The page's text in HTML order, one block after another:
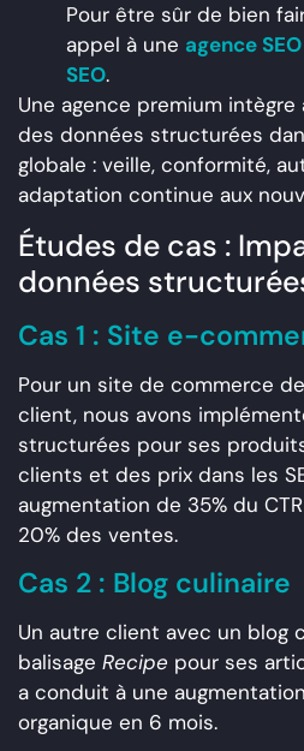
Pour être sûr de bien
appel à une agence SEO
SEO.
Une agence premium intègre
des données structurées
globale : veille, conformité,
adaptation continue aux
Études de cas :
données
Cas 1 : Site e-
Pour un site de commerce
client, nous avons
structurées pour ses
clients et des prix dans les
augmentation de 35% du
20% des ventes.
Cas 2 : Blog culinaire
Un autre client avec un blog
balisage Recipe pour ses
a conduit à une
organique en 6 mois.